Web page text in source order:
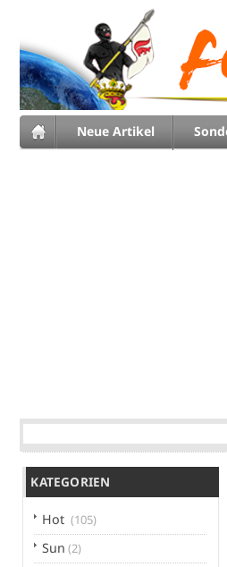
Neue Artikel
KATEGORIEN
Hot (105)
Sun (2)